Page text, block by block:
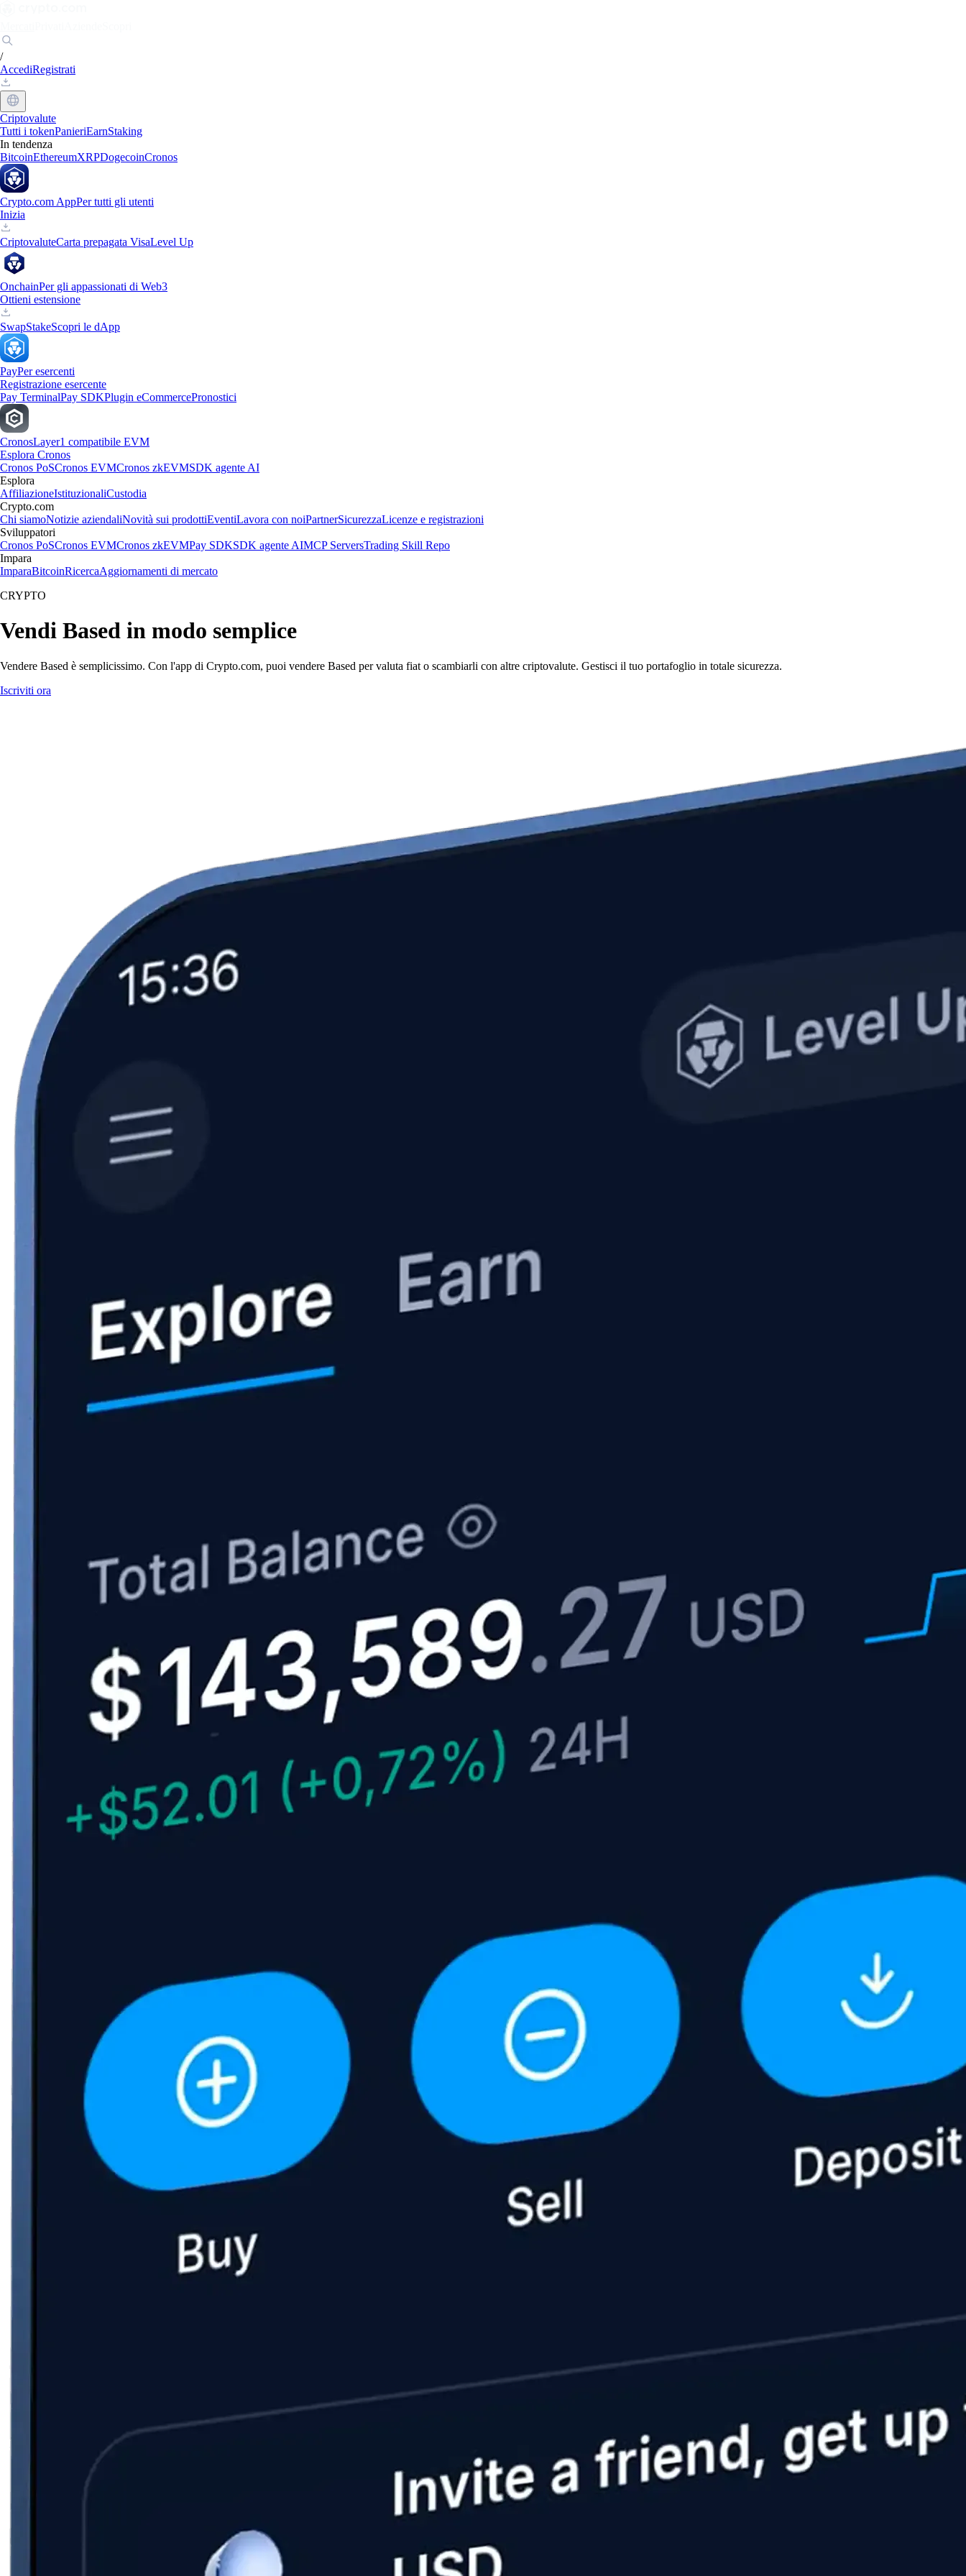
/
AccediRegistrati
Criptovalute
Tutti i tokenPanieriEarnStaking
In tendenza
BitcoinEthereumXRPDogecoinCronos
Crypto.com AppPer tutti gli utenti
Inizia
CriptovaluteCarta prepagata VisaLevel Up
OnchainPer gli appassionati di Web3
Ottieni estensione
SwapStakeScopri le dApp
PayPer esercenti
Registrazione esercente
Pay TerminalPay SDKPlugin eCommercePronostici
CronosLayer1 compatibile EVM
Esplora Cronos
Cronos PoSCronos EVMCronos zkEVMSDK agente AI
Esplora
AffiliazioneIstituzionaliCustodia
Crypto.com
Chi siamoNotizie aziendaliNovità sui prodottiEventiLavora con noiPartnerSicurezzaLicenze e registrazioni
Sviluppatori
Cronos PoSCronos EVMCronos zkEVMPay SDKSDK agente AIMCP ServersTrading Skill Repo
Impara
ImparaBitcoinRicercaAggiornamenti di mercato
CRYPTO
Vendi Based in modo semplice
Vendere Based è semplicissimo. Con l'app di Crypto.com, puoi vendere Based per valuta fiat o scambiarli con altre criptovalute. Gestisci il tuo portafoglio in totale sicurezza.
Iscriviti ora